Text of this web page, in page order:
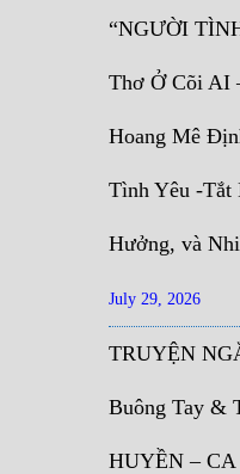
“NGƯỜI
Thơ Ở Cõi AI
Hoang Mê
Tình Yêu -Tắt
Hưởng, và
July 29, 2026
TRUYỆN
Buông Tay &
HUYỀN –